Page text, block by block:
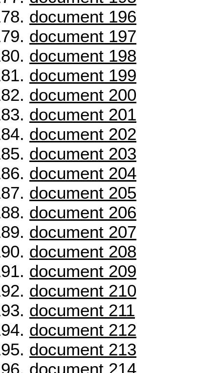
document 196
document 197
document 198
document 199
document 200
document 201
document 202
document 203
document 204
document 205
document 206
document 207
document 208
document 209
document 210
document 211
document 212
document 213
document 214